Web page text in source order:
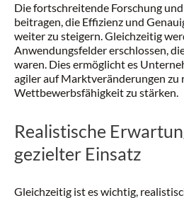
Die fortschreitende Forschung
beitragen, die Effizienz und
weiter zu steigern. Gleichzeitig
Anwendungsfelder erschlossen,
waren. Dies ermöglicht es
agiler auf Marktveränderungen zu
Wettbewerbsfähigkeit zu stärken.
Realistische
gezielter Einsatz
Gleichzeitig ist es wichtig,